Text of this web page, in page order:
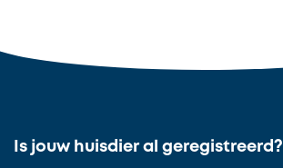
Is jouw huisdier al geregistreerd?